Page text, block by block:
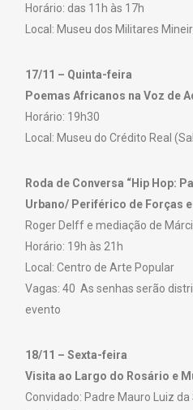
Horário: das 11h às 17h
Local: Museu dos Militares
17/11 – Quinta-feira
Poemas Africanos na Voz de
Horário: 19h30
Local: Museu do Crédito Real
Roda de Conversa “Hip Hop:
Urbano/ Periférico de Forças
Roger Delff e mediação de
Horário: 19h às 21h
Local: Centro de Arte Popular
Vagas: 40 As senhas serão
evento
18/11 – Sexta-feira
Visita ao Largo do Rosário e
Convidado: Padre Mauro Luiz da